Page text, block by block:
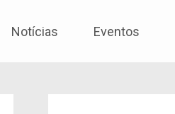
Notícias Eventos